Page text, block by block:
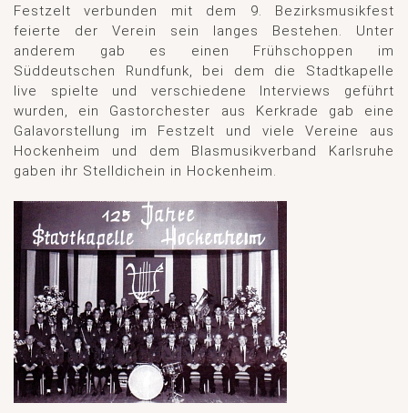
Festzelt verbunden mit dem 9. Bezirksmusikfest
feierte der Verein sein langes Bestehen. Unter
anderem gab es einen Frühschoppen im
Süddeutschen Rundfunk, bei dem die Stadtkapelle
live spielte und verschiedene Interviews geführt
wurden, ein Gastorchester aus Kerkrade gab eine
Galavorstellung im Festzelt und viele Vereine aus
Hockenheim und dem Blasmusikverband Karlsruhe
gaben ihr Stelldichein in Hockenheim.